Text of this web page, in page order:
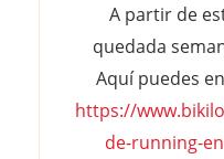
A partir de
quedada
Aquí puedes
https://
de-running-